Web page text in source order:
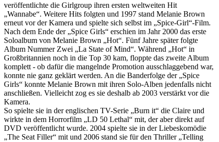
veröffentlichte die Girlgroup ihren ersten weltweiten Hit
„Wannabe“. Weitere Hits folgten und 1997 stand Melanie Brown
erneut vor der Kamera und spielte sich selbst im „Spice-Girl“-Film.
Nach dem Ende der „Spice Girls“ erschien im Jahr 2000 das erste
Soloalbum von Melanie Brown „Hot“. Fünf Jahre später folgte
Album Nummer Zwei „La State of Mind“. Während „Hot“ in
Großbritannien noch in die Top 30 kam, floppte das zweite Album
komplett - ob dafür die mangelnde Promotion ausschlaggebend war,
konnte nie ganz geklärt werden. An die Banderfolge der „Spice
Girls“ konnte Melanie Brown mit ihren Solo-Alben jedenfalls nicht
anschließen. Vielleicht zog es sie deshalb ab 2003 verstärkt vor die
Kamera.
So spielte sie in der englischen TV-Serie „Burn it“ die Claire und
wirkte in dem Horrorfilm „LD 50 Lethal“ mit, der aber direkt auf
DVD veröffentlicht wurde. 2004 spielte sie in der Liebeskomödie
„The Seat Filler“ mit und 2006 stand sie für den Thriller „Telling